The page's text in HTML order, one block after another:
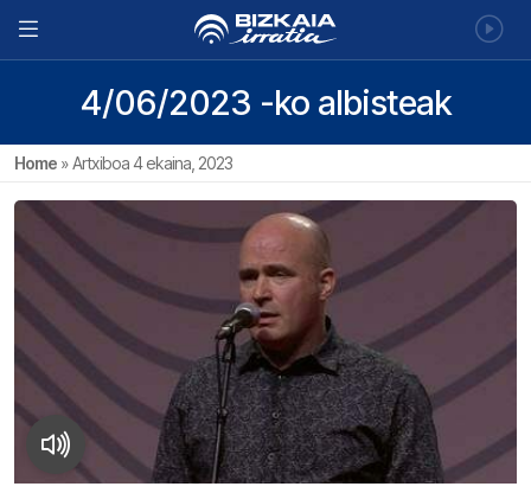
4/06/2023 -ko albisteak
Home »Artxiboa 4 ekaina, 2023